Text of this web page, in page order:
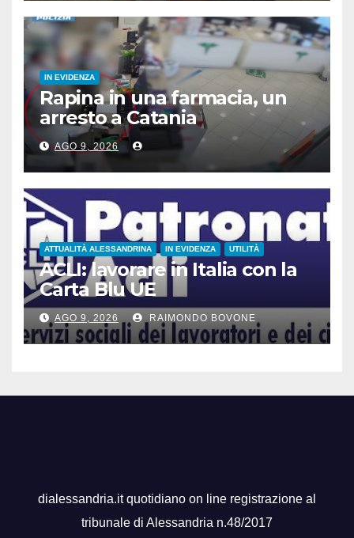
IN EVIDENZA
Rapina in una farmacia, un
arresto a Catania
AGO 9, 2026
ATTUALITÀ ALESSANDRINA IN EVIDENZA UTILITÀ
ACLI: lavorare in Italia con la
Carta Blu UE
AGO 9, 2026 RAIMONDO BOVONE
dialessandria.it quotidiano on line registrazione al
tribunale di Alessandria n.48/2017